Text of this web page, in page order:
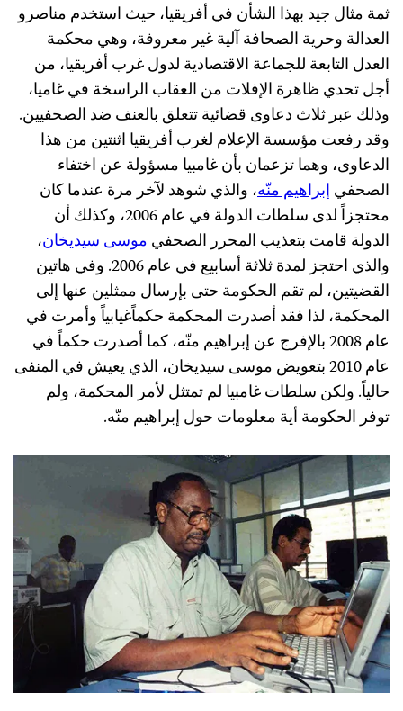
ثمة مثال جيد بهذا الشأن في أفريقيا، حيث استخدم مناصرو
العدالة وحرية الصحافة آلية غير معروفة، وهي محكمة
العدل التابعة للجماعة الاقتصادية لدول غرب أفريقيا، من
أجل تحدي ظاهرة الإفلات من العقاب الراسخة في غاميا،
وذلك عبر ثلاث دعاوى قضائية تتعلق بالعنف ضد الصحفيين.
وقد رفعت مؤسسة الإعلام لغرب أفريقيا اثنتين من هذا
الدعاوى، وهما تزعمان بأن غامبيا مسؤولة عن اختفاء
الصحفي إبراهيم منّه، والذي شوهد لآخر مرة عندما كان
محتجزاً لدى سلطات الدولة في عام 2006، وكذلك أن
الدولة قامت بتعذيب المحرر الصحفيموسى سيديخان،
والذي احتجز لمدة ثلاثة أسابيع في عام 2006. وفي هاتين
القضيتين، لم تقم الحكومة حتى بإرسال ممثلين عنها إلى
المحكمة، لذا فقد أصدرت المحكمة حكماًغيابياً وأمرت في
عام 2008 بالإفرج عن إبراهيم منّه، كما أصدرت حكماً في
عام 2010 بتعويض موسى سيديخان، الذي يعيش في المنفى
حالياً. ولكن سلطات غامبيا لم تمتثل لأمر المحكمة، ولم
توفر الحكومة أية معلومات حول إبراهيم منّه.